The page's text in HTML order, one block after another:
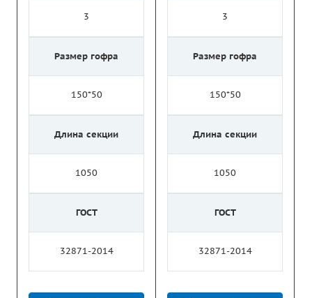
3
Размер гофра
150*50
Длина секции
1050
ГОСТ
32871-2014
3
Размер гофра
150*50
Длина секции
1050
ГОСТ
32871-2014